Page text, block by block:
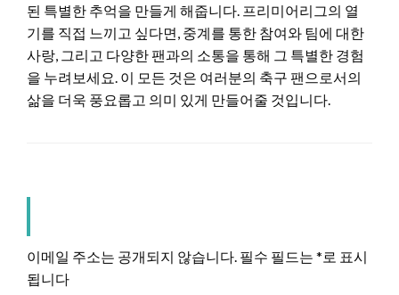
된 특별한 추억을 만들게 해줍니다. 프리미어리그의 열
기를 직접 느끼고 싶다면, 중계를 통한 참여와 팀에 대한
사랑, 그리고 다양한 팬과의 소통을 통해 그 특별한 경험
을 누려보세요. 이 모든 것은 여러분의 축구 팬으로서의
삶을 더욱 풍요롭고 의미 있게 만들어줄 것입니다.
이메일 주소는 공개되지 않습니다. 필수 필드는 *로 표시
됩니다